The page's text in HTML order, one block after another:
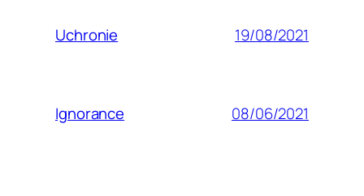
Uchronie 19/08/2021
Ignorance 08/06/2021